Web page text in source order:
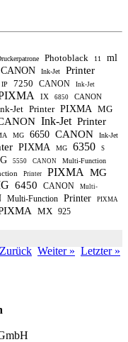
Photoblack 11
ml
CANON Ink-Jet Printer
IP 7250 CANON Ink-Jet
IX 6850 CANON
Jet Printer PIXMA MG
Ink-Jet Printer
MG 6650 CANON Ink-Jet
PIXMA MG 6350 S
5550 CANON Multi-Function
Printer PIXMA MG
6450 CANON
Multi-
Multi-Function Printer PIXMA
MX 925
Weiter » Letzter »